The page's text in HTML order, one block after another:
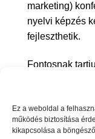
Ez a weboldal a
működés biztosítása
kikapcsolása a
marketing)
nyelvi képzés
fejleszthetik.
Fontosnak
nagy
dolgos